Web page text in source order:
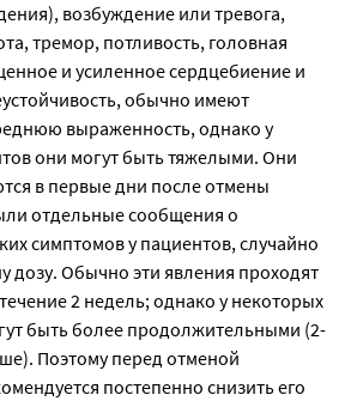
возбуждение или тревога,
тремор, потливость, головная
и усиленное сердцебиение и
обычно имеют
выраженность, однако у
они могут быть тяжелыми. Они
в первые дни после отмены
отдельные сообщения о
симптомов у пациентов, случайно
дозу. Обычно эти явления проходят
2 недель; однако у некоторых
быть более продолжительными (2-
Поэтому перед отменой
постепенно снизить его